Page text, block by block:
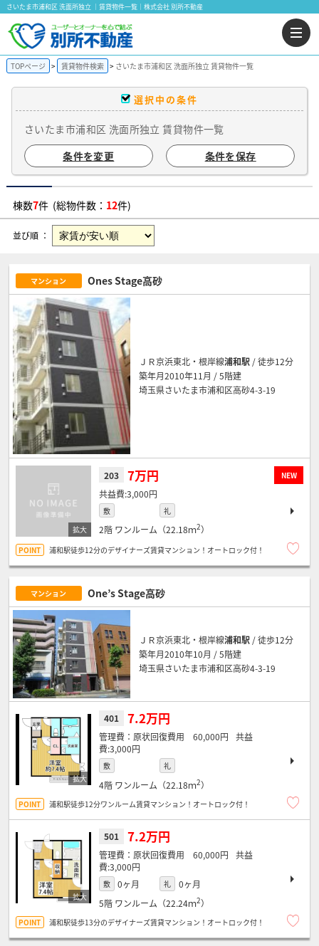
さいたま市浦和区 洗面所独立 ｜賃貸物件一覧｜株式会社 別所不動産
TOPページ 賃貸物件検索 さいたま市浦和区 洗面所独立 賃貸物件一覧
選択中の条件
さいたま市浦和区 洗面所独立 賃貸物件一覧
条件を変更
条件を保存
棟数7件 (総物件数： 12件)
並び順 ：
マンション Ones Stage高砂
ＪＲ京浜東北・根岸線浦和駅 / 徒歩12分
築年月2010年11月 / 5階建
埼玉県さいたま市浦和区高砂4-3-19
NEW
203 7万円
3,000円
敷 礼
2階 ワンルーム（22.18ｍ2）
浦和駅徒歩12分のデザイナーズ賃貸マンション！オートロック付！
マンション One’s Stage高砂
ＪＲ京浜東北・根岸線浦和駅 / 徒歩12分
築年月2010年10月 / 5階建
埼玉県さいたま市浦和区高砂4-3-19
401 7.2万円
原状回復費用 60,000円
3,000円
敷 礼
4階 ワンルーム（22.18ｍ2）
浦和駅徒歩12分ワンルーム賃貸マンション！オートロック付！
501 7.2万円
原状回復費用 60,000円
3,000円
敷 0ヶ月 礼
0ヶ月
5階 ワンルーム（22.24ｍ2）
浦和駅徒歩13分のデザイナーズ賃貸マンション！オートロック付！